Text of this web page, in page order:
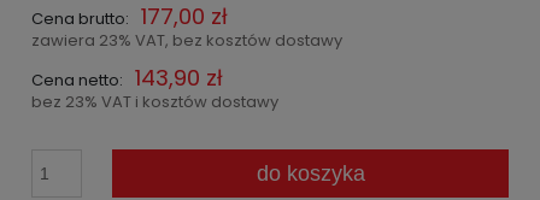
Cena brutto: 177,00 zł
zawiera 23% VAT, bez kosztów dostawy
Cena netto: 143,90 zł
bez 23% VAT i kosztów dostawy
do koszyka